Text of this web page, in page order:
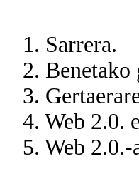
1. Sarrera.
2. Benetako
3.
4. Web 2.0.
5. Web 2.0.-